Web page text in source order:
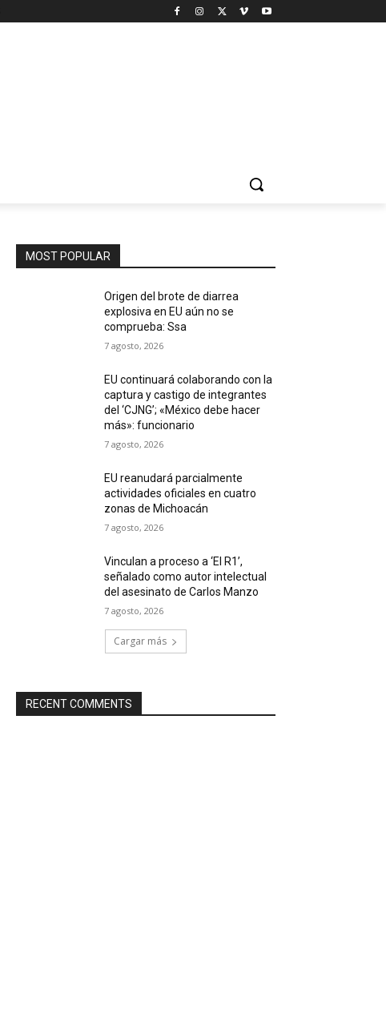
MOST POPULAR
Origen del brote de diarrea
explosiva en EU aún no se
comprueba: Ssa
7 agosto, 2026
EU continuará colaborando con la
captura y castigo de integrantes
del ‘CJNG’; «México debe hacer
más»: funcionario
7 agosto, 2026
EU reanudará parcialmente
actividades oficiales en cuatro
zonas de Michoacán
7 agosto, 2026
Vinculan a proceso a ‘El R1’,
señalado como autor intelectual
del asesinato de Carlos Manzo
7 agosto, 2026
Cargar más
RECENT COMMENTS